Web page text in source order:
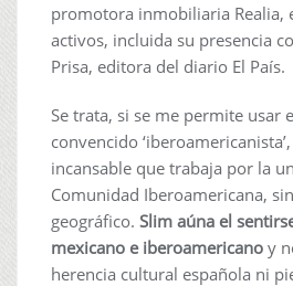
promotora inmobiliaria Realia,
activos, incluida su presencia
Prisa, editora del diario El País.
Se trata, si se me permite usar
convencido
incansable que trabaja por la
Comunidad Iberoamericana,
geográfico. Slim aúna el
mexicano e iberoamericano y
herencia cultural española ni